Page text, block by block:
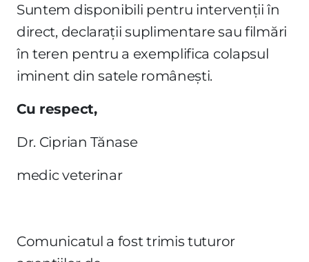
Suntem disponibili pentru intervenții în
direct, declarații suplimentare sau filmări
în teren pentru a exemplifica colapsul
iminent din satele românești.
Cu respect,
Dr. Ciprian Tănase
medic veterinar
Comunicatul a fost trimis tuturor